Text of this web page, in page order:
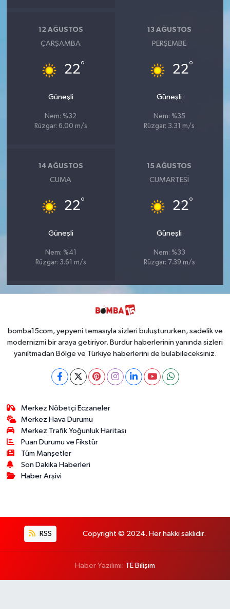
12 AĞUSTOS
ÇARŞAMBA
22°
Güneşli
Nem: %32
Rüzgar: 6.00 m/s
13 AĞUSTOS
PERŞEMBE
22°
Güneşli
Nem: %35
Rüzgar: 3.31 m/s
14 AĞUSTOS
CUMA
22°
Güneşli
Nem: %41
Rüzgar: 3.61 m/s
15 AĞUSTOS
CUMARTESI
22°
Güneşli
Nem: %33
Rüzgar: 7.39 m/s
bomba15com, yepyeni temasıyla sizleri buluştururken, sadelik ve
modernizmi bir araya getiriyor. Burdur haberlerinin yanında sizleri
yanıltmadan Bölge ve Türkiye haberlerini de bulabileceksiniz.
Merkez Nöbetçi Eczaneler
Merkez Hava Durumu
Merkez Trafik Yoğunluk Haritası
Puan Durumu ve Fikstür
Tüm Manşetler
Son Dakika Haberleri
Haber Arşivi
RSS Copyright © 2024. Her hakkı saklıdır.
Haber Yazılımı: TE Bilişim